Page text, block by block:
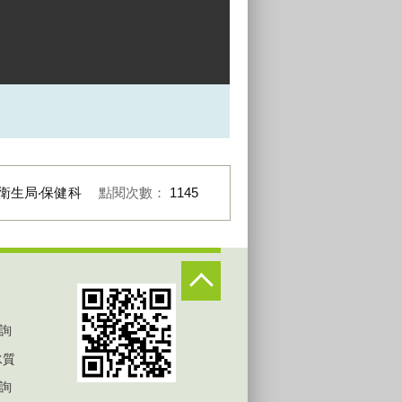
生局‧保健科 點閱次數： 1145
質